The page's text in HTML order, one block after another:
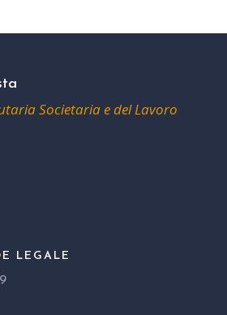
Societaria e del Lavoro
LEGALE